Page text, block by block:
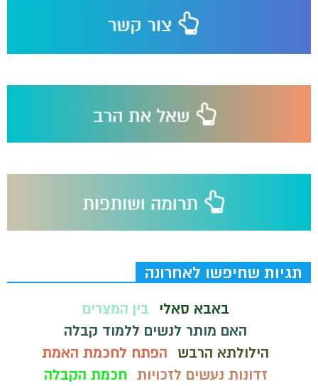
תגיות שחיפשו לאחרונה
באבא סאלי
בין המצרים
האם מותר לנשים ללמוד קבלה
הילולתא הרבש
הפתח לחכמת האמת
זדונות נעשים לזכויות חכמת הקבלה